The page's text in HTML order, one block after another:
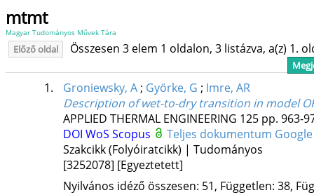
mtmt
Magyar Tudományos Művek Tára
Előző oldal Összesen 3 elem 1 oldalon, 3 listázva, a(z) 1.
1. Groniewsky, A; Györke, G ; Imre, AR
Description of wet-to-dry transition in model
APPLIED THERMAL ENGINEERING 125 pp. 963-
DOI WoS Scopus Teljes dokumentum
Szakcikk (Folyóiratcikk) | Tudományos
[3252078] [Egyeztetett]
Nyilvános idéző összesen: 51, Független: 38,